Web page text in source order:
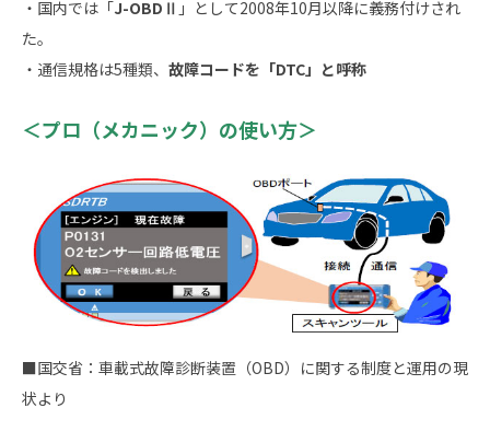
・国内では「J-OBDⅡ 」として2008年10月以降に義務付けされ
た。
・通信規格は5種類、 故障コードを「DTC」と呼称
＜プロ（メカニック）の使い方＞
■国交省：車載式故障診断装置（OBD）に関する制度と運用の現
状より